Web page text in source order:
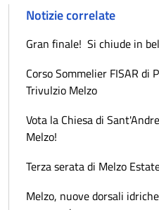
Notizie correlate
Gran finale! Si chiude in
Corso Sommelier FISAR di
Trivulzio Melzo
Vota la Chiesa di
Melzo!
Terza serata di Melzo
Melzo, nuove dorsali